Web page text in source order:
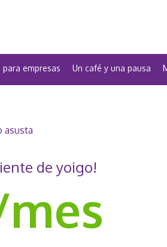
empresas Un café y una pausa
asusta
de yoigo!